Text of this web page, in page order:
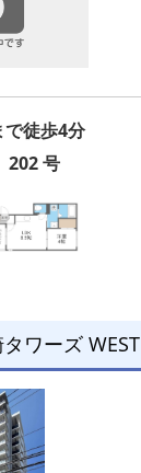
徒歩4分
202 号
ワーズ WEST